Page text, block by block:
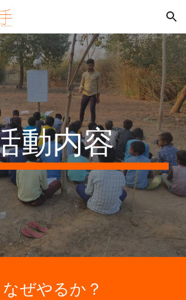
Skip to navigation
動内容
なぜやるか？